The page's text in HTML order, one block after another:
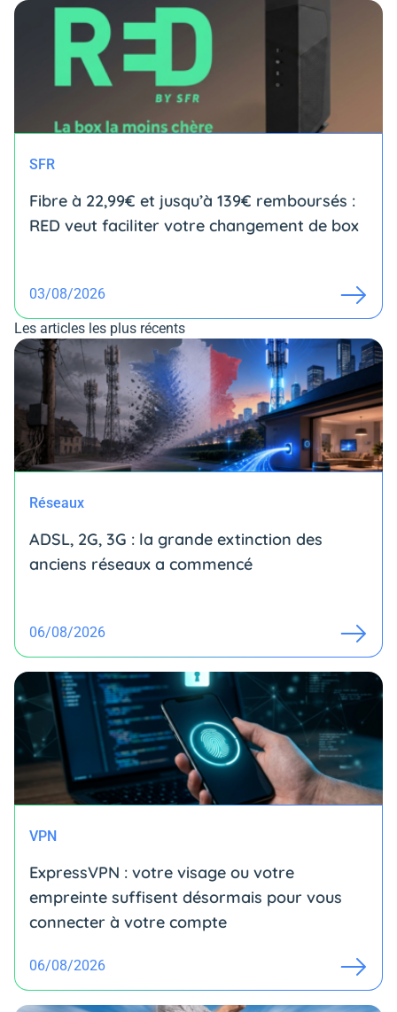
SFR
Fibre à 22,99€ et jusqu’à 139€ remboursés :
RED veut faciliter votre changement de box
03/08/2026
Les articles les plus récents
Réseaux
ADSL, 2G, 3G : la grande extinction des
anciens réseaux a commencé
06/08/2026
VPN
ExpressVPN : votre visage ou votre
empreinte suffisent désormais pour vous
connecter à votre compte
06/08/2026